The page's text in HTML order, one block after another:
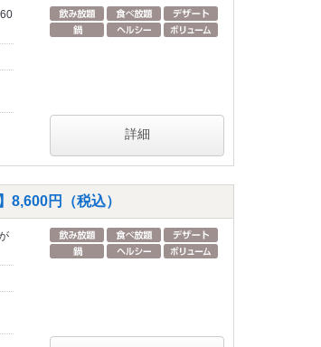
詳細
8,600円（税込）